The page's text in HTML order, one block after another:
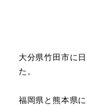
大分県竹田市に
た。
福岡県と熊本県